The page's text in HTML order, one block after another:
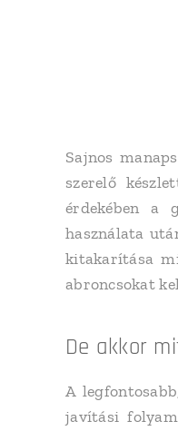
Sajnos
szerelő
érdekében a
használata
kitakarítása
abroncsokat
De akkor
A
javítási